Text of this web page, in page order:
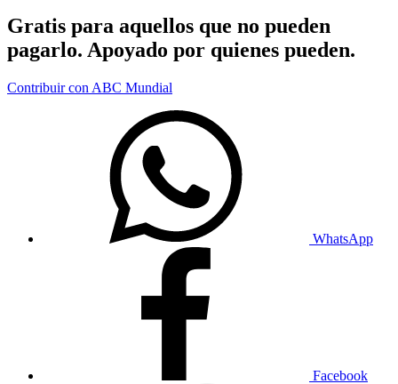
Gratis para aquellos que no pueden
pagarlo. Apoyado por quienes pueden.
Contribuir con ABC Mundial
WhatsApp
Facebook